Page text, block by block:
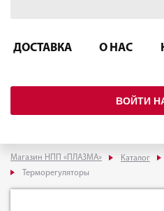
ДОСТАВКА О НАС
ВОЙТИ
Магазин НПП «ПЛАЗМА» Каталог
Терморегуляторы